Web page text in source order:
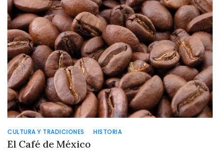
CULTURA Y TRADICIONES HISTORIA
El Café de México